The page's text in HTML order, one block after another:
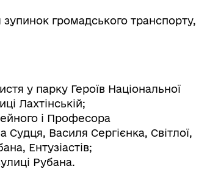
громадського транспорту,
у парку Героїв Національної
Лахтінській;
і Професора
Василя Сергієнка, Світлої,
Ентузіастів;
Рубана.